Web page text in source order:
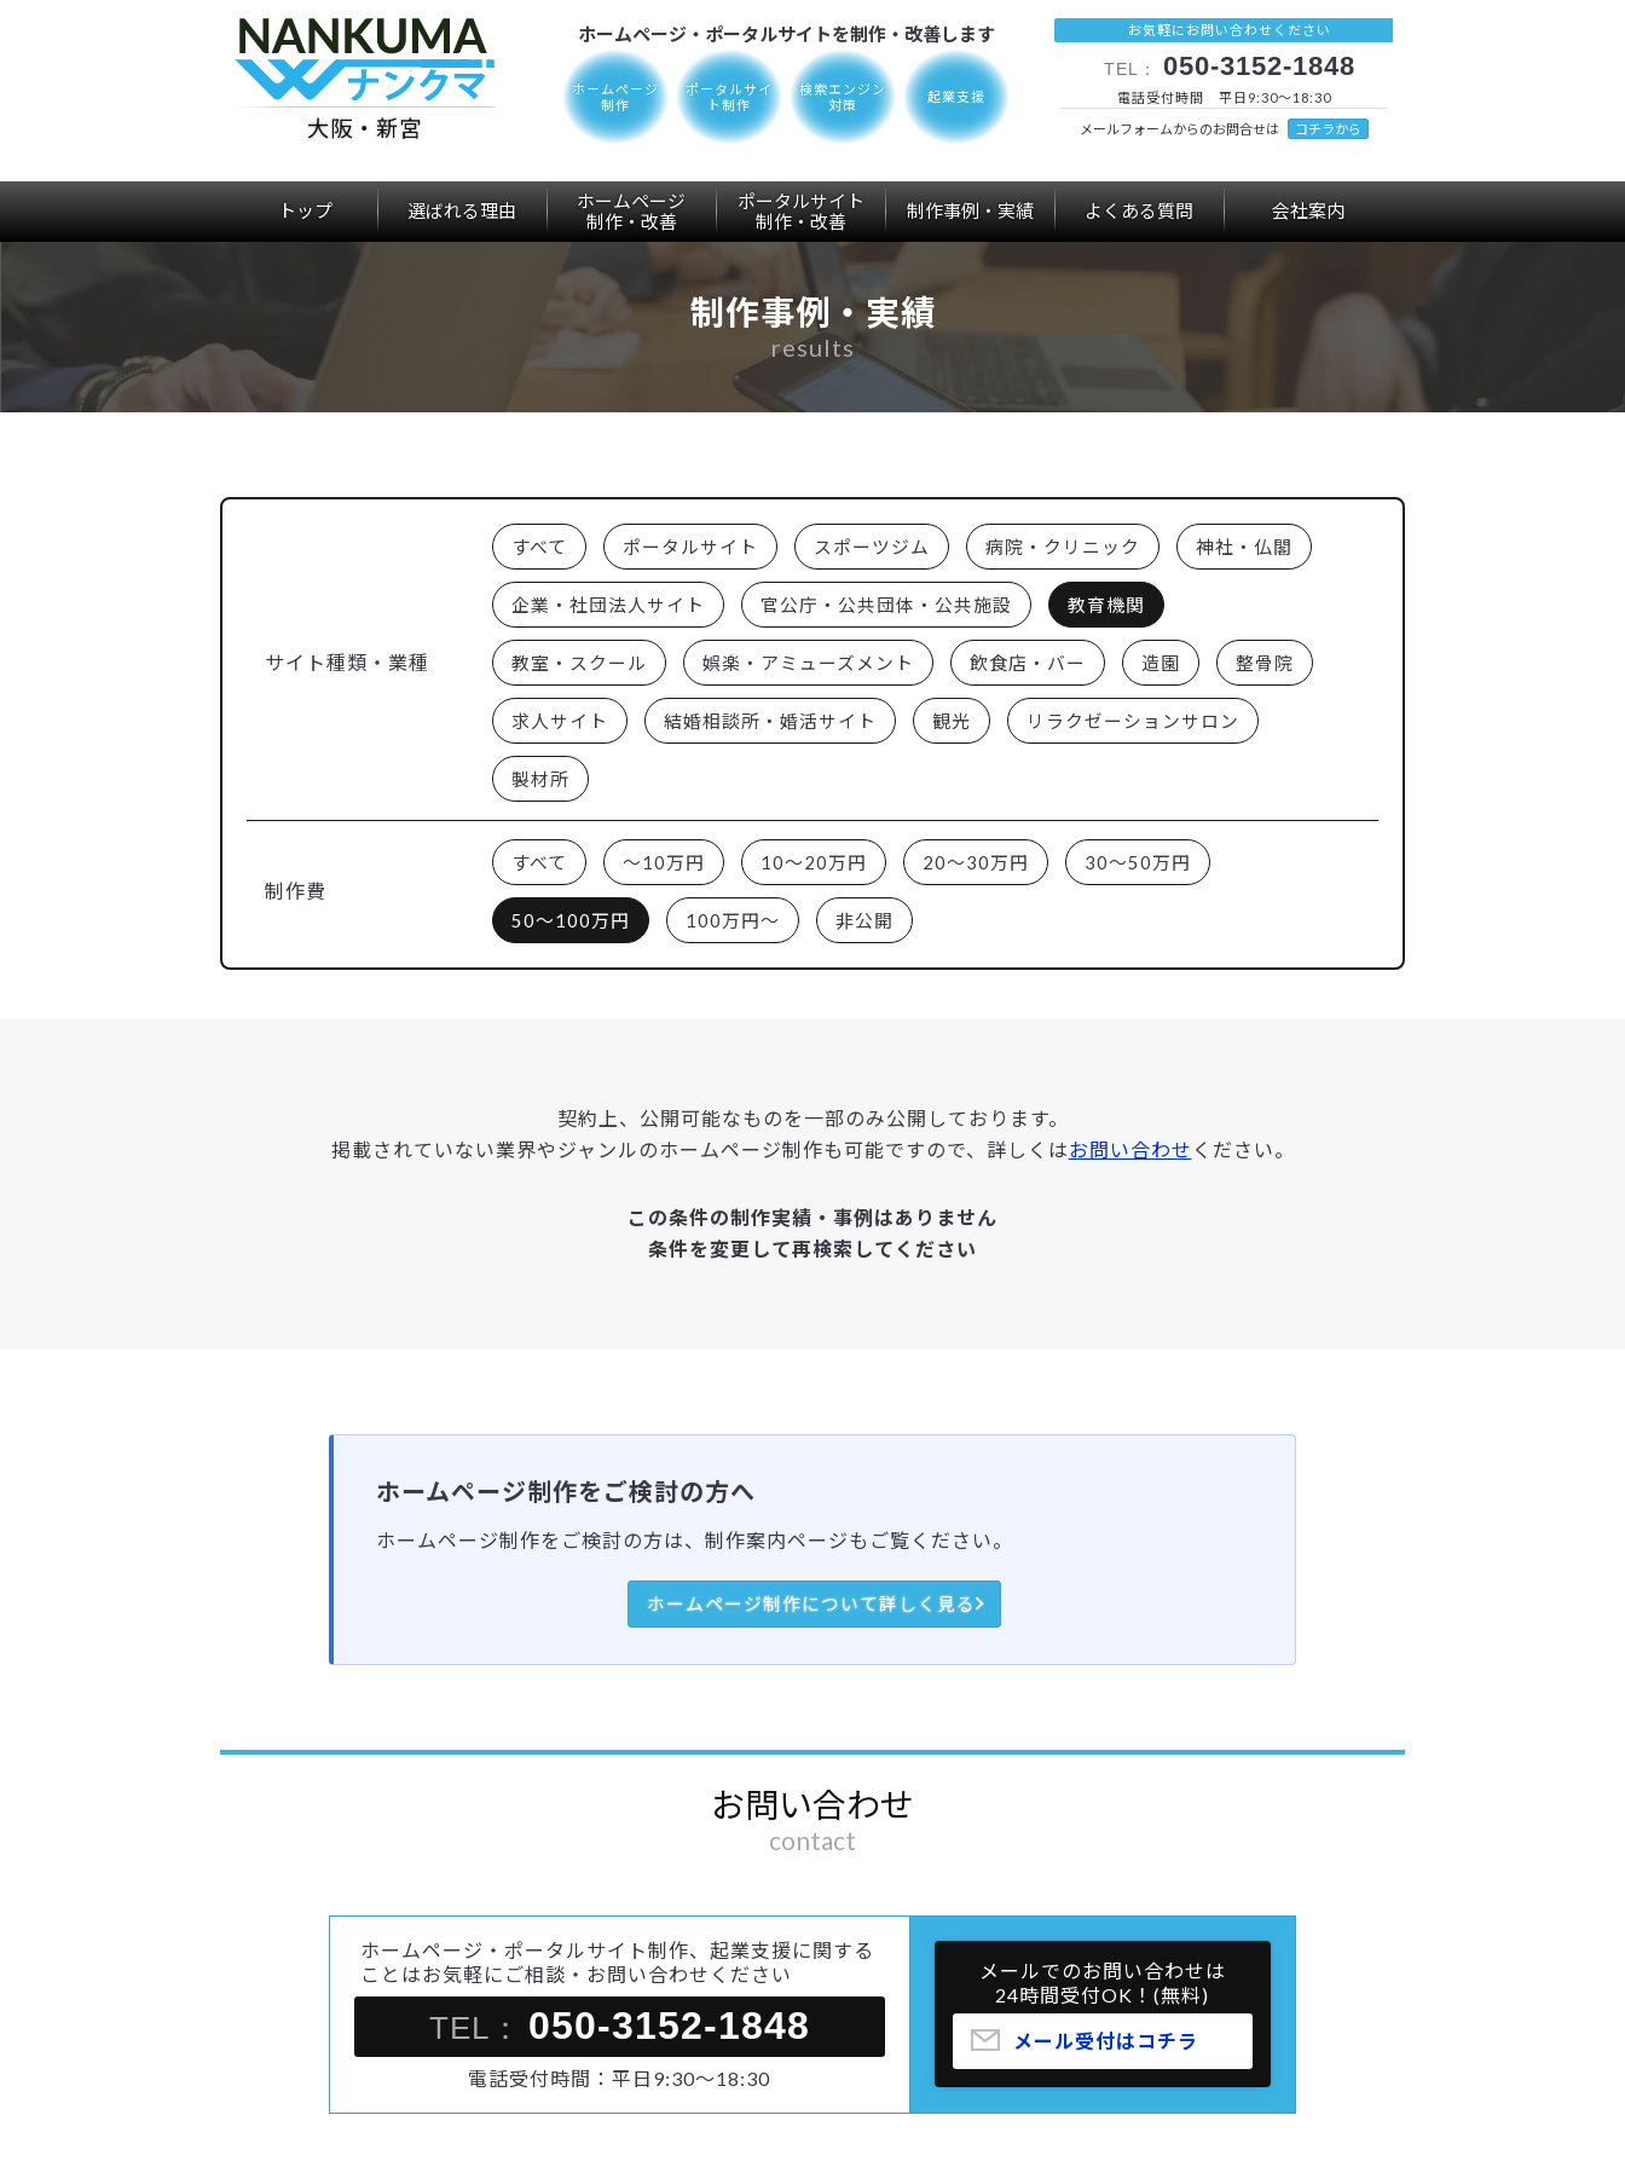
大阪・新宮
ホームページ・ポータルサイトを制作・改善します
ホームページ
制作
ポータルサイ
ト制作
検索エンジン
対策
起業支援
お気軽にお問い合わせください
TEL： 050-3152-1848
電話受付時間 平日9:30～18:30
メールフォームからのお問合せは
コチラから
トップ 選ばれる理由
ホームページ
制作・改善
ポータルサイト
制作・改善 制作事例・実績 よくある質問 会社案内
制作事例・実績
results
サイト種類・業種
すべて ポータルサイト スポーツジム 病院・クリニック 神社・仏閣
企業・社団法人サイト 官公庁・公共団体・公共施設 教育機関
教室・スクール 娯楽・アミューズメント 飲食店・バー 造園 整骨院
求人サイト 結婚相談所・婚活サイト 観光 リラクゼーションサロン
製材所
制作費
すべて ～10万円 10～20万円 20～30万円 30～50万円
50～100万円 100万円～ 非公開
契約上、公開可能なものを一部のみ公開しております。
掲載されていない業界やジャンルのホームページ制作も可能ですので、詳しくはお問い合わせ ください。
この条件の制作実績・事例はありません
条件を変更して再検索してください
ホームページ制作をご検討の方へ
ホームページ制作をご検討の方は、制作案内ページもご覧ください。
ホームページ制作について詳しく見る
お問い合わせ
contact
ホームページ・ポータルサイト制作、起業支援に関する
ことはお気軽にご相談・お問い合わせください
TEL： 050-3152-1848
電話受付時間：平日9:30～18:30
メールでのお問い合わせは
24時間受付OK！(無料)
メール受付はコチラ